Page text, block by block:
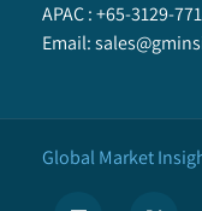
APAC :+65-3129-
Email:
Global Market